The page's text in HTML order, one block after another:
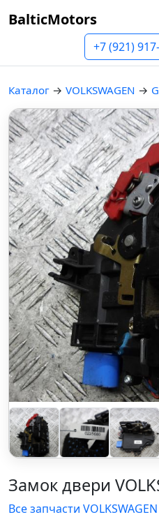
BalticMotors
+7 (921)
Каталог → VOLKSWAGEN →
Замок двери
Все запчасти VOLKSWAGEN